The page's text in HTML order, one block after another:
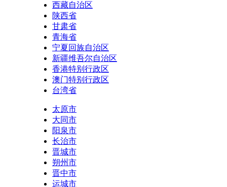
西藏自治区
陕西省
甘肃省
青海省
宁夏回族自治区
新疆维吾尔自治区
香港特别行政区
澳门特别行政区
台湾省
太原市
大同市
阳泉市
长治市
晋城市
朔州市
晋中市
运城市